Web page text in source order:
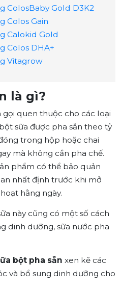
ColosBaby Gold D3K2
Colos Gain
Calokid Gold
Colos DHA+
Vitagrow
là gì?
gọi quen thuộc cho các loại
sữa được pha sẵn theo tỷ
trong hộp hoặc chai
mà không cần pha chế.
phẩm có thể bảo quản
nhất định trước khi mở
hằng ngày.
này cũng có một số cách
dinh dưỡng, sữa nước pha
bột pha sẵn xen kẽ các
và bổ sung dinh dưỡng cho